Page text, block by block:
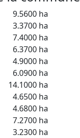
9.5600 ha
3.3700 ha
7.4000 ha
6.3700 ha
4.9000 ha
6.0900 ha
14.1000 ha
4.6500 ha
4.6800 ha
7.2700 ha
3.2300 ha